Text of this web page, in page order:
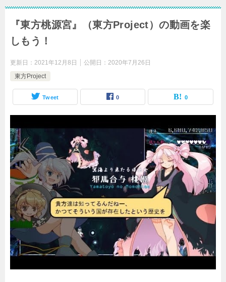
『東方桃源宮』（東方Project）の動画を楽
しもう！
更新日： 2021年12月8日 公開日： 2020年7月26日
東方Project
Tweet 0 0